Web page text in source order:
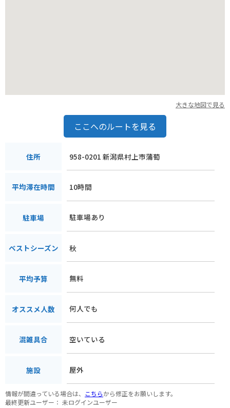
大きな地図で見る
ここへのルートを見る
住所 958-0201 新潟県村上市蒲萄
平均滞在時間 10時間
駐車場 駐車場あり
ベストシーズン 秋
平均予算 無料
オススメ人数 何人でも
混雑具合 空いている
施設 屋外
情報が間違っている場合は、 こちらから修正をお願いします。
最終更新ユーザー： 未ログインユーザー